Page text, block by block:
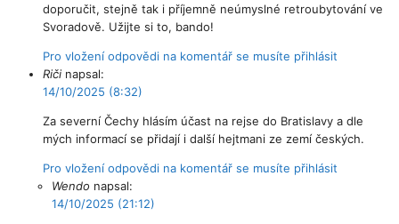
doporučit, stejně tak i příjemně neúmyslné retroubytování ve
Svoradově. Užijte si to, bando!
Pro vložení odpovědi na komentář se musíte přihlásit
Riči napsal:
14/10/2025 (8:32)
Za severní Čechy hlásím účast na rejse do Bratislavy a dle
mých informací se přidají i další hejtmani ze zemí českých.
Pro vložení odpovědi na komentář se musíte přihlásit
Wendo napsal:
14/10/2025 (21:12)